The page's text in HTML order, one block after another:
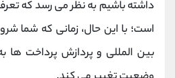
داشته باشیم به نظر می رسد که
است؛ با این حال، زمانی که شما
بین ‌المللی و پردازش پرداخت‌ ها